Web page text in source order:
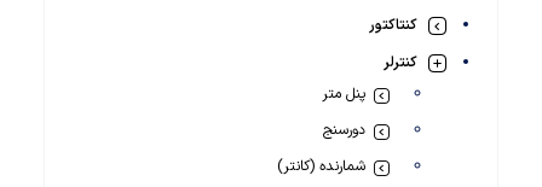
کنتاکتور
کنترلر
پنل متر
دورسنج
شمارنده (کانتر)